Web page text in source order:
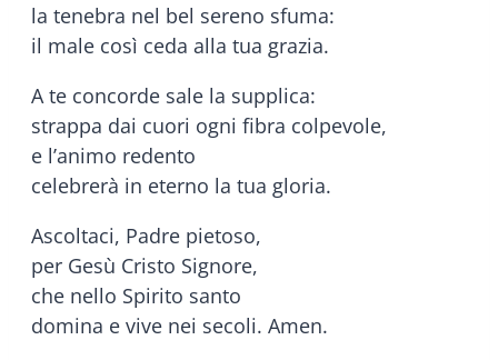
la tenebra nel bel sereno sfuma:
il male così ceda alla tua grazia.
A te concorde sale la supplica:
strappa dai cuori ogni fibra colpevole,
e l’animo redento
celebrerà in eterno la tua gloria.
Ascoltaci, Padre pietoso,
per Gesù Cristo Signore,
che nello Spirito santo
domina e vive nei secoli. Amen.